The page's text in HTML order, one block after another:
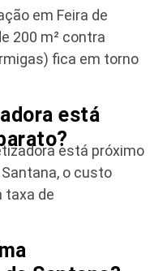
em Feira de
200 m² contra
fica em torno
está
está próximo
o custo
taxa de